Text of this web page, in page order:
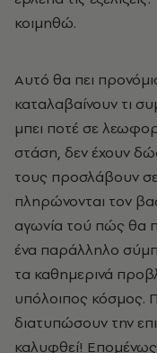
κοιμηθώ.
Αυτό θα πει
καταλαβαίνουν τι
μπει ποτέ σε
στάση, δεν έχουν
τους προσλάβουν
πληρώνονται τον
αγωνία τού πώς θα
ένα παράλληλο
τα καθημερινά
υπόλοιπος κόσμος.
διατυπώσουν την
καλυφθεί!